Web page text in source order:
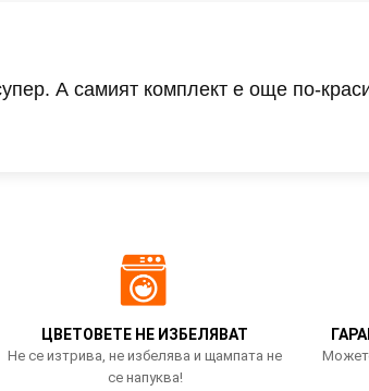
А самият комплект е още по-
ЦВЕТОВЕТЕ НЕ ИЗБЕЛЯВАТ
Не се изтрива, не избелява и щампата не
се напуква!